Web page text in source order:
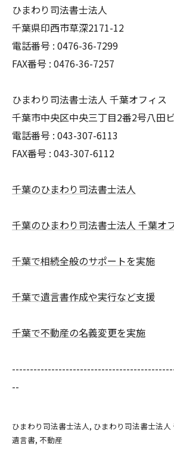
ひまわり司法書士法人
千葉県印西市草深2171-12
電話番号 : 0476-36-7299
FAX番号 : 0476-36-7257
ひまわり司法書士法人 千葉オフィス
千葉市中央区中央三丁目2番2号八田
電話番号 : 043-307-6113
FAX番号 : 043-307-6112
千葉のひまわり司法書士法人
千葉のひまわり司法書士法人 千葉オ
千葉で相続全般のサポートを実施
千葉で遺言書作成や実行など支援
千葉で不動産の名義変更を実施
--
ひまわり司法書士法人 ひまわり司法書士法人
遺言書 不動産